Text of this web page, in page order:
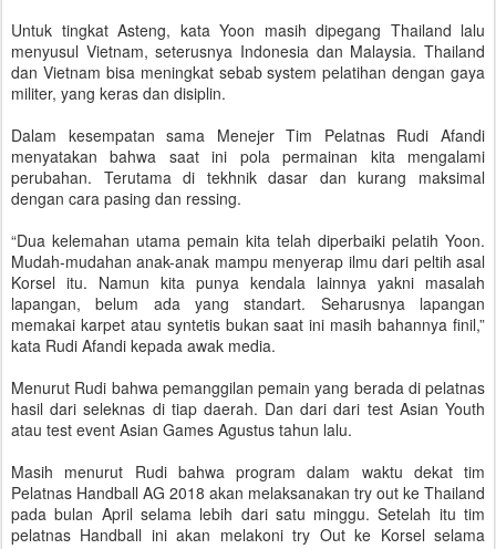
Untuk tingkat Asteng, kata Yoon masih dipegang Thailand lalu
menyusul Vietnam, seterusnya Indonesia dan Malaysia. Thailand
dan Vietnam bisa meningkat sebab system pelatihan dengan gaya
militer, yang keras dan disiplin.
Dalam kesempatan sama Menejer Tim Pelatnas Rudi Afandi
menyatakan bahwa saat ini pola permainan kita mengalami
perubahan. Terutama di tekhnik dasar dan kurang maksimal
dengan cara pasing dan ressing.
“Dua kelemahan utama pemain kita telah diperbaiki pelatih Yoon.
Mudah-mudahan anak-anak mampu menyerap ilmu dari peltih asal
Korsel itu. Namun kita punya kendala lainnya yakni masalah
lapangan, belum ada yang standart. Seharusnya lapangan
memakai karpet atau syntetis bukan saat ini masih bahannya finil,”
kata Rudi Afandi kepada awak media.
Menurut Rudi bahwa pemanggilan pemain yang berada di pelatnas
hasil dari seleknas di tiap daerah. Dan dari dari test Asian Youth
atau test event Asian Games Agustus tahun lalu.
Masih menurut Rudi bahwa program dalam waktu dekat tim
Pelatnas Handball AG 2018 akan melaksanakan try out ke Thailand
pada bulan April selama lebih dari satu minggu. Setelah itu tim
pelatnas Handball ini akan melakoni try Out ke Korsel selama